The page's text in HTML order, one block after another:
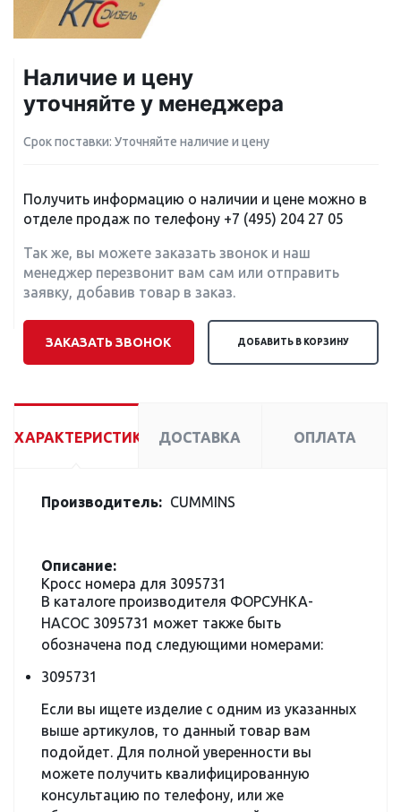
Наличие и цену
уточняйте у менеджера
Срок поставки: Уточняйте наличие и цену
Получить информацию о наличии и цене можно в
отделе продаж по телефону +7 (495) 204 27 05
Так же, вы можете заказать звонок и наш
менеджер перезвонит вам сам или отправить
заявку, добавив товар в заказ.
ЗАКАЗАТЬ ЗВОНОК ДОБАВИТЬ В КОРЗИНУ
ХАРАКТЕРИСТИКИ ДОСТАВКА ОПЛАТА
Производитель: CUMMINS
Описание:
Кросс номера для 3095731
В каталоге производителя ФОРСУНКА-
НАСОС 3095731 может также быть
обозначена под следующими номерами:
3095731
Если вы ищете изделие с одним из указанных
выше артикулов, то данный товар вам
подойдет. Для полной уверенности вы
можете получить квалифицированную
консультацию по телефону, или же